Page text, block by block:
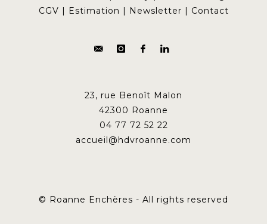
CGV
Estimation Newsletter Contact
23, rue Benoît Malon
42300 Roanne
04 77 72 52 22
accueil@hdvroanne.com
© Roanne Enchères - All rights reserved